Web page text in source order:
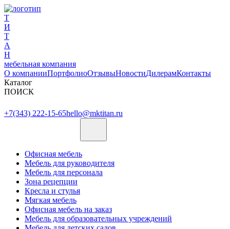
Т
И
Т
А
Н
мебельная компания
О компанииПортфолиоОтзывыНовостиДилерамКонтакты
Каталог
ПОИСК
+7(343) 222-15-65hello@mktitan.ru
Офисная мебель
Мебель для руководителя
Мебель для персонала
Зона рецепции
Кресла и стулья
Мягкая мебель
Офисная мебель на заказ
Мебель для образовательных учреждений